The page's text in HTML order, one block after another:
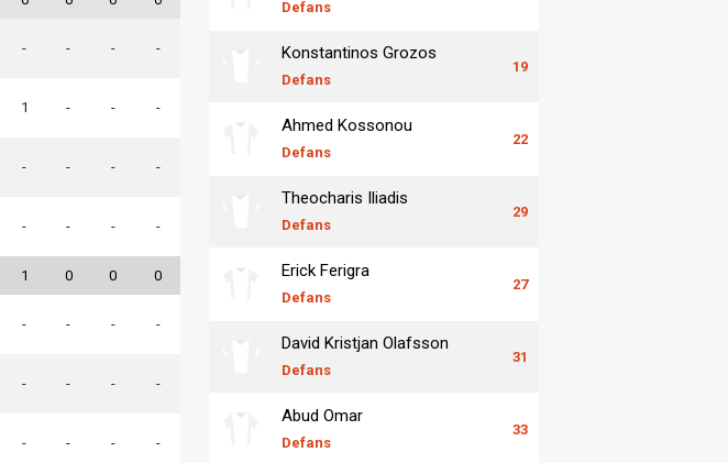
- - - -
1 - - -
- - - -
- - - -
1 0 0 0
- - - -
- - - -
- - - -
Defans
Konstantinos Grozos
Defans
19
Ahmed Kossonou
Defans
22
Theocharis Iliadis
Defans
29
Erick Ferigra
Defans
27
David Kristjan Olafsson
Defans
31
Abud Omar
Defans
33